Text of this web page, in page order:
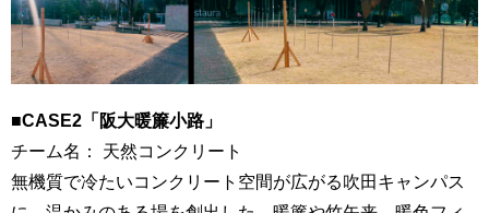
■CASE2「阪大暖簾小路」
チーム名： 天然コンクリート
無機質で冷たいコンクリート空間が広がる吹田キャンパス